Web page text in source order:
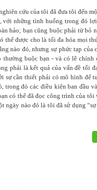
cứu của tôi đã đưa tôi đến
những tình huống trong đó
hảo; bạn cũng buộc phải từ bỏ
được cho là tối đa hóa mọi
nào đó, nhưng sự phức tạp của
buộc bạn - và có lẽ chính
phải là kết quả của vấn đề tối
sự cần thiết phải có mô hình để
trong đó các điều kiện ban đầu
có thể đã đọc công trình của
nào đó là tôi đã sử dụng “sự